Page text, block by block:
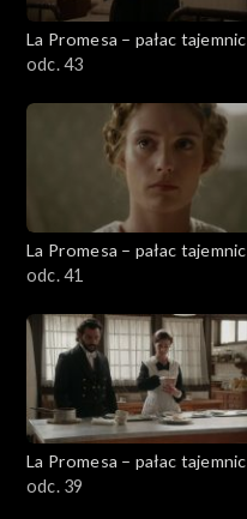
La Promesa – pałac tajemnic
odc. 43
La Promesa – pałac tajemnic
odc. 41
La Promesa – pałac tajemnic
odc. 39